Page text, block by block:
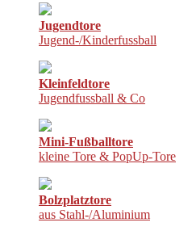
Jugendtore
Jugend-/Kinderfussball
Kleinfeldtore
Jugendfussball & Co
Mini-Fußballtore
kleine Tore & PopUp-Tore
Bolzplatztore
aus Stahl-/Aluminium